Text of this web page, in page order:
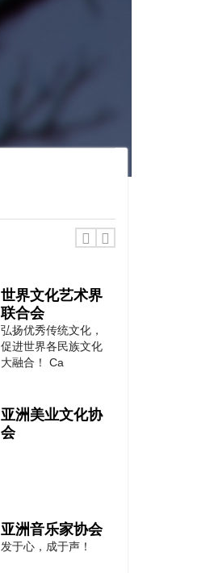
世界文化艺术界
联合会
弘扬优秀传统文化，
促进世界各民族文化
大融合！ Ca
亚洲美业文化协
会
亚洲音乐家协会
发于心，成于声！